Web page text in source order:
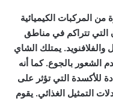
المركبات الكيميائية
التي تتراكم في مناطق
يمتلك الشاي
الشعور بالجوع. كما أنه
للأكسدة التي تؤثر على
التمثيل الغذائي. يقوم